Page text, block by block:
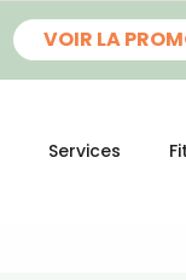
VOIR LA
Services